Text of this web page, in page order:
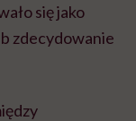
się jako
zdecydowanie